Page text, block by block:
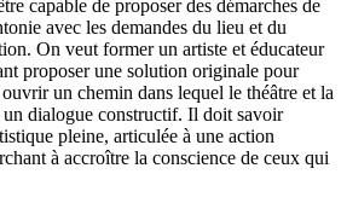
capable de proposer des démarches de
avec les demandes du lieu et du
On veut former un artiste et éducateur
proposer une solution originale pour
un chemin dans lequel le théâtre et la
un dialogue constructif. Il doit savoir
pleine, articulée à une action
à accroître la conscience de ceux qui